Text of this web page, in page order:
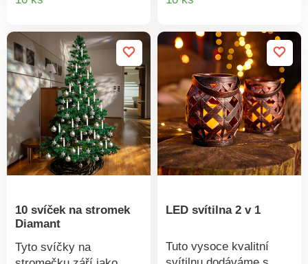
10 svíček na stromek
Diamant
Tyto svíčky na
LED svítilna 2 v 1
Tuto vysoce kvalitní